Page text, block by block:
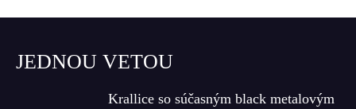
JEDNOU VETOU
Krallice so súčasným black metalovým